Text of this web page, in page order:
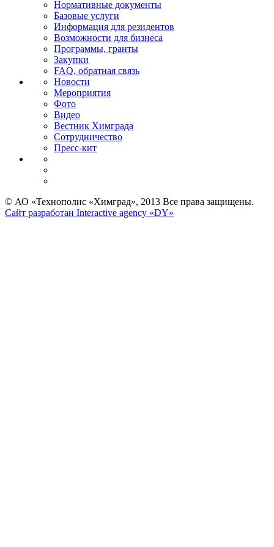
Нормативные документы
Базовые услуги
Информация для резидентов
Возможности для бизнеса
Программы, гранты
Закупки
FAQ, обратная связь
Новости
Мероприятия
Фото
Видео
Вестник Химграда
Сотрудничество
Пресс-кит
© АО «Технополис «Химград», 2013 Все права защищены.
Сайт разработан Interactive agency «DY»